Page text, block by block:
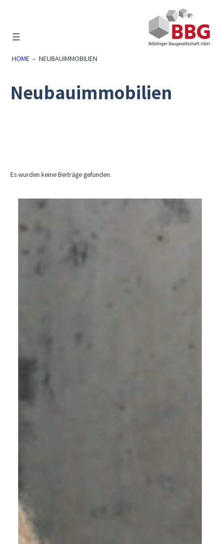
springen
HOME – NEUBAUIMMOBILIEN
Neubauimmobilien
Es wurden keine Beiträge gefunden.